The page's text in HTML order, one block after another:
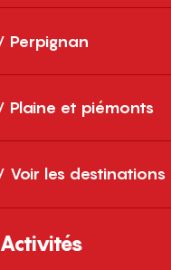
Perpignan
Plaine et piémonts
Voir les destinations
Activités